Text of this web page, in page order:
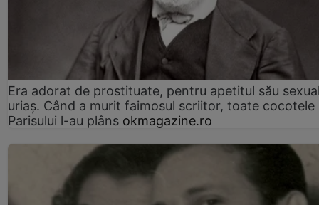
Era adorat de prostituate, pentru apetitul său
uriaș. Când a murit faimosul scriitor, toate cocotele
Parisului l-au plâns okmagazine.ro